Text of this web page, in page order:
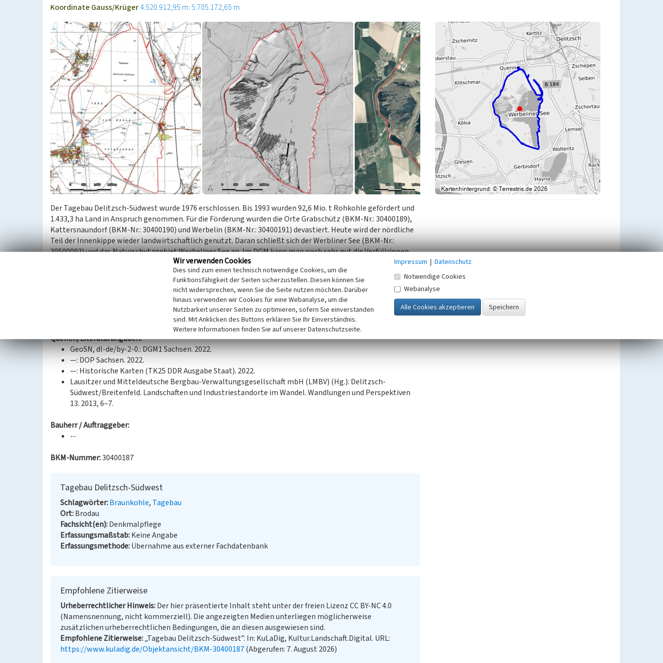
Koordinate Gauss/Krüger4.520.912,95 m: 5.705.172,65 m
Der Tagebau Delitzsch-Südwest wurde 1976 erschlossen. Bis 1993 wurden 92,6 Mio. t Rohkohle gefördert und
1.433,3 ha Land in Anspruch genommen. Für die Förderung wurden die Orte Grabschütz (BKM-Nr.: 30400189),
Kattersnaundorf (BKM-Nr.: 30400190) und Werbelin (BKM-Nr.: 30400191) devastiert. Heute wird der nördliche
Teil der Innenkippe wieder landwirtschaftlich genutzt. Daran schließt sich der Werbliner See (BKM-Nr.:
30500093) und das Naturschutzgebiet Werbeliner See an. Im DGM kann man noch sehr gut die Verfüllrippen
der Abraumförderbrücke AFB F34-23 erkennen.
(Ullrich Ochs, Landesamt für Archäologie Sachsen, 2023)
Quellen/Literaturangaben:
GeoSN, dl-de/by-2-0.: DGM1 Sachsen. 2022.
—: DOP Sachsen. 2022.
—: Historische Karten (TK25 DDR Ausgabe Staat). 2022.
Lausitzer und Mitteldeutsche Bergbau-Verwaltungsgesellschaft mbH (LMBV) (Hg.): Delitzsch-
Südwest/Breitenfeld. Landschaften und Industriestandorte im Wandel. Wandlungen und Perspektiven
13. 2013, 6–7.
Bauherr / Auftraggeber:
--
BKM-Nummer:30400187
Tagebau Delitzsch-Südwest
Schlagwörter Braunkohle Tagebau
Ort Brodau
Fachsicht(en) Denkmalpflege
Erfassungsmaßstab Keine Angabe
Erfassungsmethode Übernahme aus externer Fachdatenbank
Empfohlene Zitierweise
Urheberrechtlicher Hinweis Der hier präsentierte Inhalt steht unter der freien Lizenz CC BY-NC 4.0
(Namensnennung, nicht kommerziell). Die angezeigten Medien unterliegen möglicherweise
zusätzlichen urheberrechtlichen Bedingungen, die an diesen ausgewiesen sind.
Empfohlene Zitierweise „Tagebau Delitzsch-Südwest”. In: KuLaDig, Kultur.Landschaft.Digital. URL:
https://www.kuladig.de/Objektansicht/BKM-30400187(Abgerufen: 7. August 2026)
Wir verwenden Cookies
Dies sind zum einen technisch notwendige Cookies, um die
Funktionsfähigkeit der Seiten sicherzustellen. Diesen können Sie
nicht widersprechen, wenn Sie die Seite nutzen möchten. Darüber
hinaus verwenden wir Cookies für eine Webanalyse, um die
Nutzbarkeit unserer Seiten zu optimieren, sofern Sie einverstanden
sind. Mit Anklicken des Buttons erklären Sie Ihr Einverständnis.
Weitere Informationen finden Sie auf unserer Datenschutzseite.
Impressum | Datenschutz
Notwendige Cookies
Webanalyse